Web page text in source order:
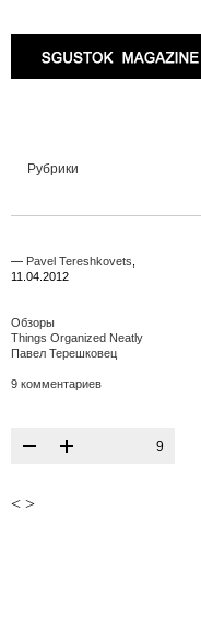
Рубрики
— Pavel Tereshkovets
11.04.2012
Обзоры
Things Organized Neatly
Павел Терешковец
9 комментариев
9
< >